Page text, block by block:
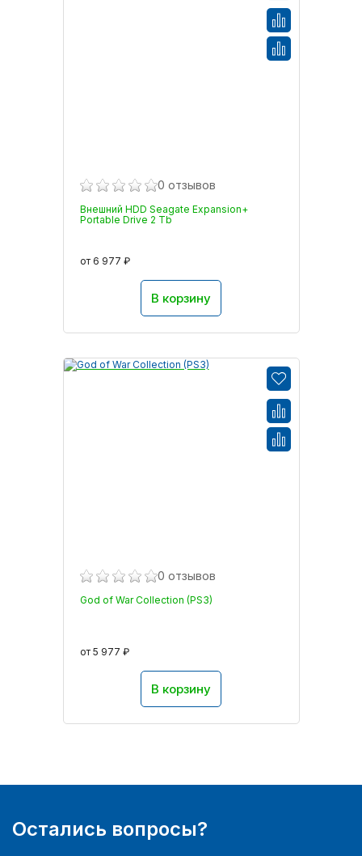
0 отзывов
Внешний HDD Seagate Expansion+
Portable Drive 2 Tb
от 6 977 ₽
В корзину
0 отзывов
God of War Collection (PS3)
от 5 977 ₽
В корзину
Остались вопросы?